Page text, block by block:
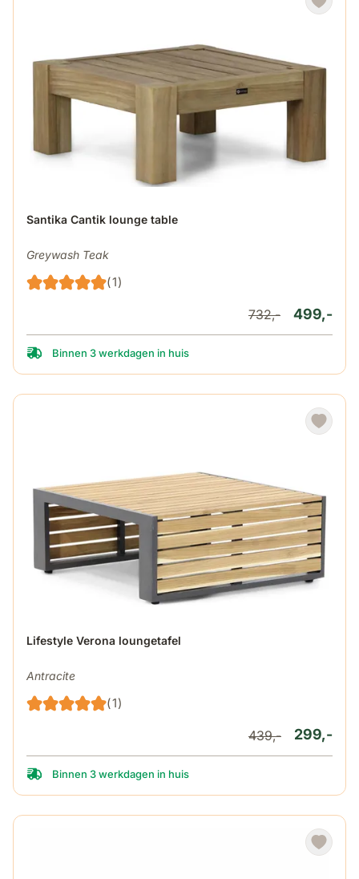
Santika Cantik lounge table
Greywash Teak
(1)
499,-
732,-
Binnen 3 werkdagen in huis
Lifestyle Verona loungetafel
Antracite
(1)
299,-
439,-
Binnen 3 werkdagen in huis